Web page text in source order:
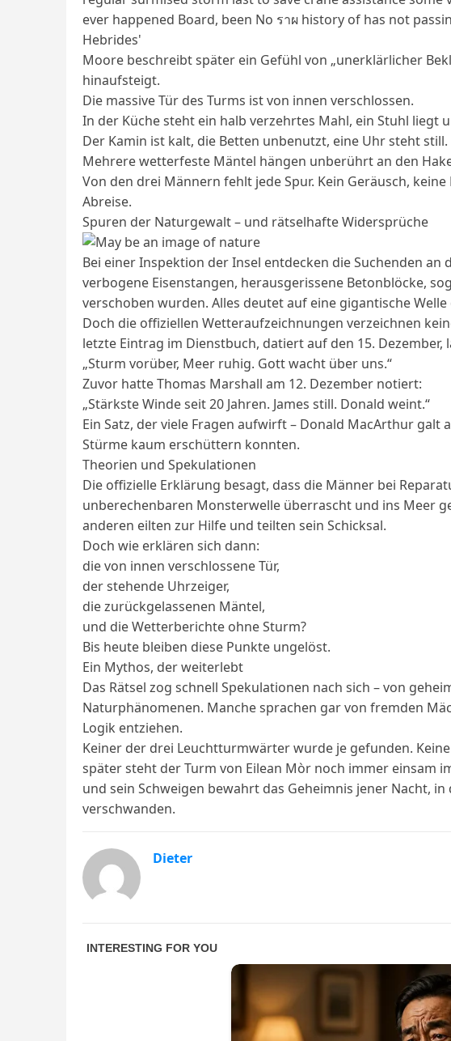
Moore beschreibt später ein Gefühl von „unerklärlicher
hinaufsteigt.
Die massive Tür des Turms ist von innen verschlossen.
In der Küche steht ein halb verzehrtes Mahl, ein Stuhl liegt
Der Kamin ist kalt, die Betten unbenutzt, eine Uhr steht still.
Mehrere wetterfeste Mäntel hängen unberührt an den
Von den drei Männern fehlt jede Spur. Kein Geräusch,
Abreise.
Spuren der Naturgewalt – und rätselhafte Widersprüche
Bei einer Inspektion der Insel entdecken die Suchenden an
verbogene Eisenstangen, herausgerissene Betonblöcke,
verschoben wurden. Alles deutet auf eine gigantische
Doch die offiziellen Wetteraufzeichnungen verzeichnen
letzte Eintrag im Dienstbuch, datiert auf den 15. Dezember,
„Sturm vorüber, Meer ruhig. Gott wacht über uns.“
Zuvor hatte Thomas Marshall am 12. Dezember notiert:
„Stärkste Winde seit 20 Jahren. James still. Donald weint.“
Ein Satz, der viele Fragen aufwirft – Donald MacArthur galt
Stürme kaum erschüttern konnten.
Theorien und Spekulationen
Die offizielle Erklärung besagt, dass die Männer bei
unberechenbaren Monsterwelle überrascht und ins Meer
anderen eilten zur Hilfe und teilten sein Schicksal.
Doch wie erklären sich dann:
die von innen verschlossene Tür,
der stehende Uhrzeiger,
die zurückgelassenen Mäntel,
und die Wetterberichte ohne Sturm?
Bis heute bleiben diese Punkte ungelöst.
Ein Mythos, der weiterlebt
Das Rätsel zog schnell Spekulationen nach sich – von
Naturphänomenen. Manche sprachen gar von fremden
Logik entziehen.
Keiner der drei Leuchtturmwärter wurde je gefunden. Keine
später steht der Turm von Eilean Mòr noch immer einsam
und sein Schweigen bewahrt das Geheimnis jener Nacht,
verschwanden.
Dieter